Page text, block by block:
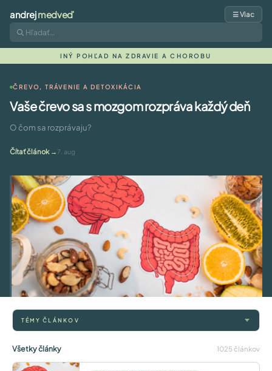
andrejmedveď ☰ Viac
INÝ POHĽAD NA ZDRAVIE A CHOROBU
ČREVO, TRÁVENIE A DETOXIKÁCIA
Vaše črevo sa s mozgom rozpráva každý deň
O čom sa rozprávaju?
Čítať článok 7. aug
TÉMY ČLÁNKOV
Všetky články 1025 článkov